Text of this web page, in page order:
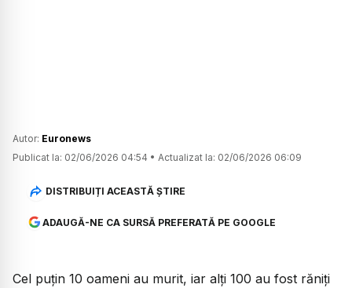
Autor: Euronews
Publicat la: 02/06/2026 04:54 • Actualizat la: 02/06/2026 06:09
DISTRIBUIȚI ACEASTĂ ȘTIRE
ADAUGĂ-NE CA SURSĂ PREFERATĂ PE GOOGLE
Cel puțin 10 oameni au murit, iar alți 100 au fost răniți